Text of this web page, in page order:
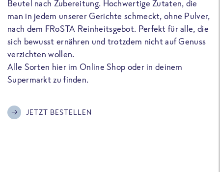
Beutel nach Zubereitung. Hochwertige Zutaten, die
man in jedem unserer Gerichte schmeckt, ohne Pulver,
nach dem FRoSTA Reinheitsgebot. Perfekt für alle, die
sich bewusst ernähren und trotzdem nicht auf Genuss
verzichten wollen.
Alle Sorten hier im Online Shop oder in deinem
Supermarkt zu finden.
JETZT BESTELLEN